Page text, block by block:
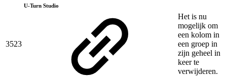
3523
U-Turn Studio
Het is nu
mogelijk om
een kolom in
een groep in
zijn geheel in 1
keer te
verwijderen.